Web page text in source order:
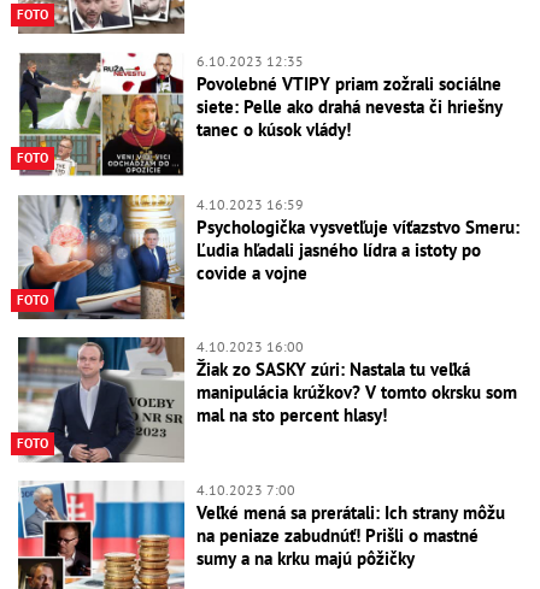
FOTO
FOTO
6.10.2023 12:35
Povolebné VTIPY priam zožrali sociálne
siete: Pelle ako drahá nevesta či hriešny
tanec o kúsok vlády!
FOTO
4.10.2023 16:59
Psychologička vysvetľuje víťazstvo Smeru:
Ľudia hľadali jasného lídra a istoty po
covide a vojne
FOTO
4.10.2023 16:00
Žiak zo SASKY zúri: Nastala tu veľká
manipulácia krúžkov? V tomto okrsku som
mal na sto percent hlasy!
4.10.2023 7:00
Veľké mená sa prerátali: Ich strany môžu
na peniaze zabudnúť! Prišli o mastné
sumy a na krku majú pôžičky